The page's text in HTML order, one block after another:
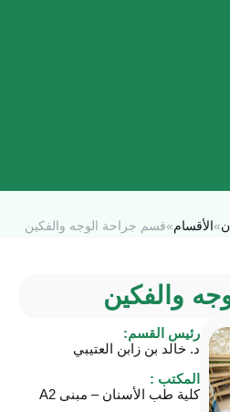
»الأقسام»قسم جراحة الوجه والفكين
والفكين
رئيس القسم:
د. خالد بن زابن العتيبي
المكتب :
كلية طب الأسنان – مبنى A2